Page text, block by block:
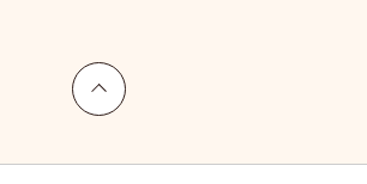
上へ戻る